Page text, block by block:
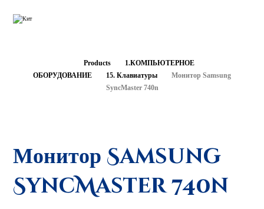
Products
1.КОМПЬЮТЕРНОЕ
ОБОРУДОВАНИЕ
15. Клавиатуры
Монитор Samsung
SyncMaster 740n
Монитор Samsung
SyncMaster 740n